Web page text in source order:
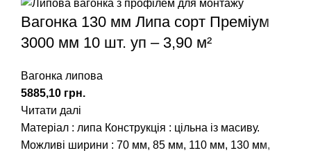
Вагонка 130 мм Липа сорт Преміум
3000 мм 10 шт. уп – 3,90 м²
Вагонка липова
грн.
Читати далі
Матеріал : липа Конструкція : цільна із масиву.
Можливі ширини : 70 мм, 85 мм, 110 мм, 130 мм,